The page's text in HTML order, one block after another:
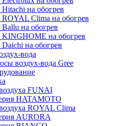
на обогрев
Clima на обогрев
на обогрев
на обогрев
на обогрев
вода
воздух-вода Gree
FUNAI
HATAMOTO
ROYAL Clima
AURORA